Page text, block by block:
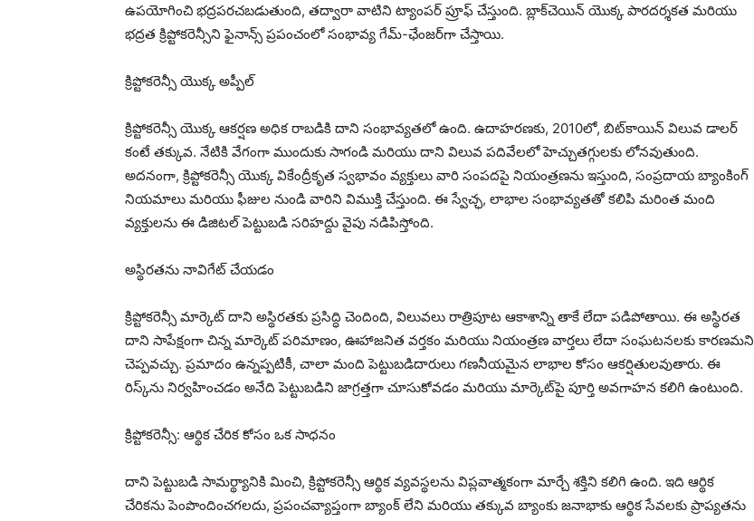
ఉపయోగించి భద్రపరచబడుతుంది, తద్వారా వాటిని ట్యాంపర్ ప్రూఫ్ చేస్తుంది. బ్లాక్‌చెయిన్ యొక్క పారదర్శకత మరియు
భద్రత క్రిప్టోకరెన్సీని ఫైనాన్స్ ప్రపంచంలో సంభావ్య గేమ్-ఛేంజర్‌గా చేస్తాయి.
క్రిప్టోకరెన్సీ యొక్క అప్పీల్
క్రిప్టోకరెన్సీ యొక్క ఆకర్షణ అధిక రాబడికి దాని సంభావ్యతలో ఉంది. ఉదాహరణకు, 2010లో, బిట్‌కాయిన్ విలువ డాలర్
కంటే తక్కువ. నేటికి వేగంగా ముందుకు సాగండి మరియు దాని విలువ పదివేలలో హెచ్చుతగ్గులకు లోనవుతుంది.
అదనంగా, క్రిప్టోకరెన్సీ యొక్క వికేంద్రీకృత స్వభావం వ్యక్తులు వారి సంపదపై నియంత్రణను ఇస్తుంది, సంప్రదాయ బ్యాంకింగ్
నియమాలు మరియు ఫీజుల నుండి వారిని విముక్తి చేస్తుంది. ఈ స్వేచ్ఛ, లాభాల సంభావ్యతతో కలిపి మరింత మంది
వ్యక్తులను ఈ డిజిటల్ పెట్టుబడి సరిహద్దు వైపు నడిపిస్తోంది.
అస్థిరతను నావిగేట్ చేయడం
క్రిప్టోకరెన్సీ మార్కెట్ దాని అస్థిరతకు ప్రసిద్ధి చెందింది, విలువలు రాత్రిపూట ఆకాశాన్ని తాకే లేదా పడిపోతాయి. ఈ అస్థిరత
దాని సాపేక్షంగా చిన్న మార్కెట్ పరిమాణం, ఊహాజనిత వర్తకం మరియు నియంత్రణ వార్తలు లేదా సంఘటనలకు కారణమని
చెప్పవచ్చు. ప్రమాదం ఉన్నప్పటికీ, చాలా మంది పెట్టుబడిదారులు గణనీయమైన లాభాల కోసం ఆకర్షితులవుతారు. ఈ
రిస్క్‌ను నిర్వహించడం అనేది పెట్టుబడిని జాగ్రత్తగా చూసుకోవడం మరియు మార్కెట్‌పై పూర్తి అవగాహన కలిగి ఉంటుంది.
క్రిప్టోకరెన్సీ: ఆర్థిక చేరిక కోసం ఒక సాధనం
దాని పెట్టుబడి సామర్థ్యానికి మించి, క్రిప్టోకరెన్సీ ఆర్థిక వ్యవస్థలను విప్లవాత్మకంగా మార్చే శక్తిని కలిగి ఉంది. ఇది ఆర్థిక
చేరికను పెంపొందించగలదు, ప్రపంచవ్యాప్తంగా బ్యాంక్ లేని మరియు తక్కువ బ్యాంకు జనాభాకు ఆర్థిక సేవలకు ప్రాప్యతను